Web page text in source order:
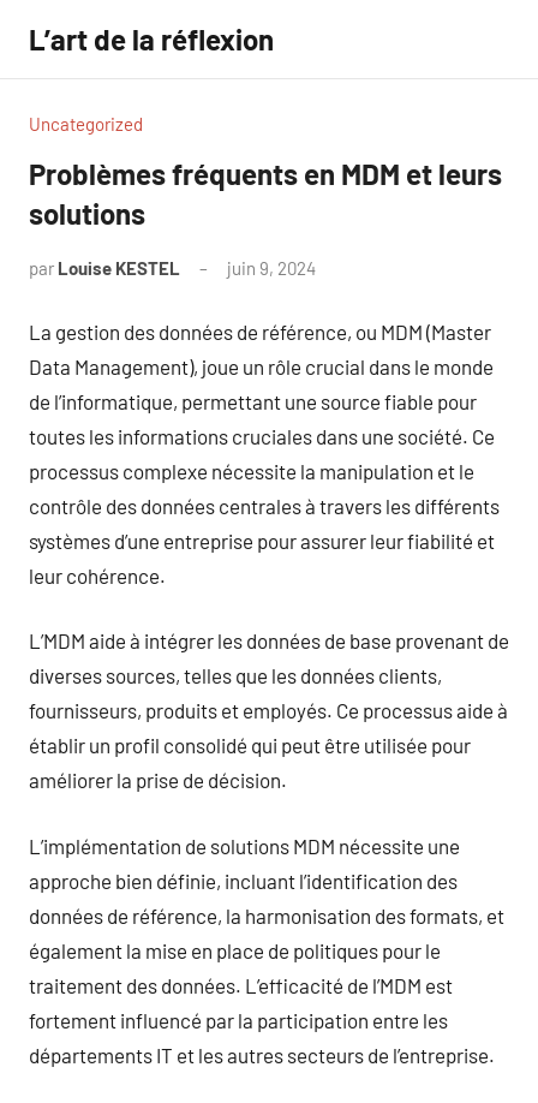
contenu
L’art de la réflexion
Uncategorized
Problèmes fréquents en MDM et leurs
solutions
par Louise KESTEL juin 9, 2024
La gestion des données de référence, ou MDM (Master
Data Management), joue un rôle crucial dans le monde
de l’informatique, permettant une source fiable pour
toutes les informations cruciales dans une société. Ce
processus complexe nécessite la manipulation et le
contrôle des données centrales à travers les différents
systèmes d’une entreprise pour assurer leur fiabilité et
leur cohérence.
L’MDM aide à intégrer les données de base provenant de
diverses sources, telles que les données clients,
fournisseurs, produits et employés. Ce processus aide à
établir un profil consolidé qui peut être utilisée pour
améliorer la prise de décision.
L’implémentation de solutions MDM nécessite une
approche bien définie, incluant l’identification des
données de référence, la harmonisation des formats, et
également la mise en place de politiques pour le
traitement des données. L’efficacité de l’MDM est
fortement influencé par la participation entre les
départements IT et les autres secteurs de l’entreprise.